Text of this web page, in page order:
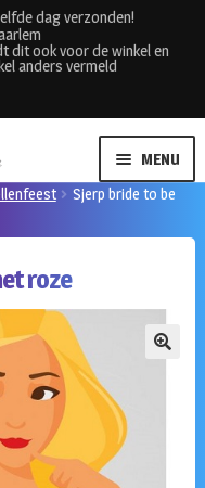
dag verzonden!
dit ook voor de winkel en
anders vermeld
MENU
Sjerp bride to be
roze